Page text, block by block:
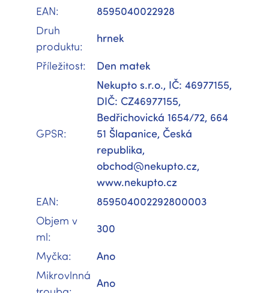
EAN:
8595040022928
Druh
produktu:
hrnek
Příležitost: Den matek
GPSR:
Nekupto s.r.o., IČ: 46977155,
DIČ: CZ46977155,
Bedřichovická 1654/72, 664
51 Šlapanice, Česká
republika,
obchod@nekupto.cz,
www.nekupto.cz
EAN:
859504002292800003
Objem v
ml:
300
Myčka:
Ano
Mikrovlnná
Ano